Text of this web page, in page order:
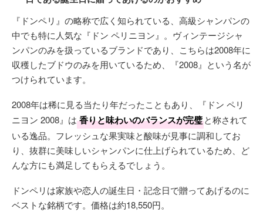
『ドンペリ』の略称で広く知られている、高級シャンパンの
中でも特に人気な『ドン ペリニヨン』。ヴィンテージシャ
ンパンのみを扱っているブランドであり、こちらは2008年に
収穫したブドウのみを用いているため、『2008』という名が
つけられています。
2008年は稀に見る当たり年だったこともあり、『ドン ペリ
ニヨン 2008』は 香りと味わいのバランスが完璧と称されて
いる逸品。フレッシュな果実味と酸味が見事に調和してお
り、抜群に美味しいシャンパンに仕上げられているため、ど
んな方にも満足してもらえるでしょう。
ドンペリは家族や恋人の誕生日・記念日で贈ってあげるのに
ベストな銘柄です。価格は約18,550円。